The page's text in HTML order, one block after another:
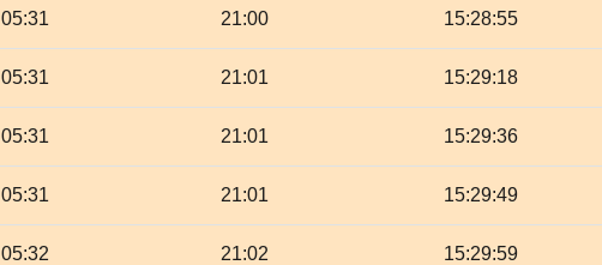
05:31 21:00 15:28:55
05:31 21:01 15:29:18
05:31 21:01 15:29:36
05:31 21:01 15:29:49
05:32 21:02 15:29:59